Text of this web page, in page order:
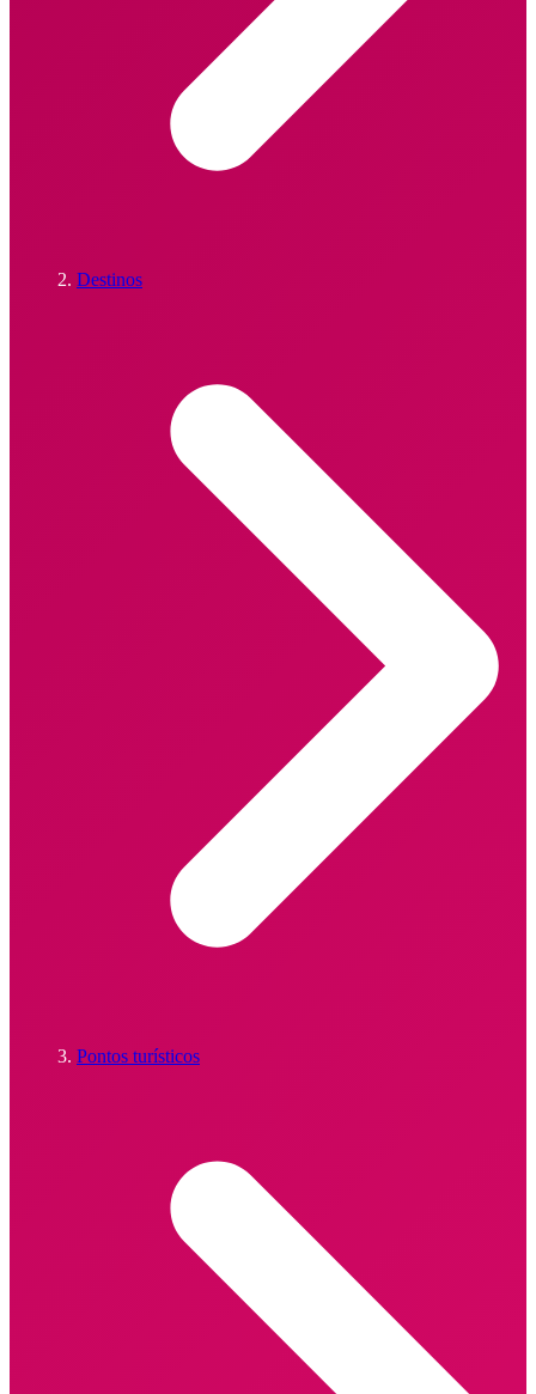
Destinos
Pontos turísticos